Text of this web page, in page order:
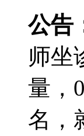
公告
师坐
量，
名，